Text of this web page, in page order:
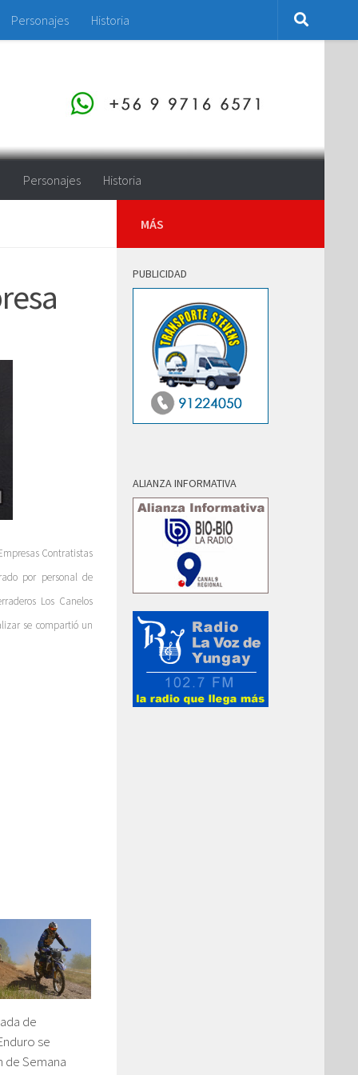
Personajes Historia
Personajes Historia
Contratistas
por personal de
Los Canelos
se compartió un
de
se
de Semana
MÁS
PUBLICIDAD
ALIANZA INFORMATIVA